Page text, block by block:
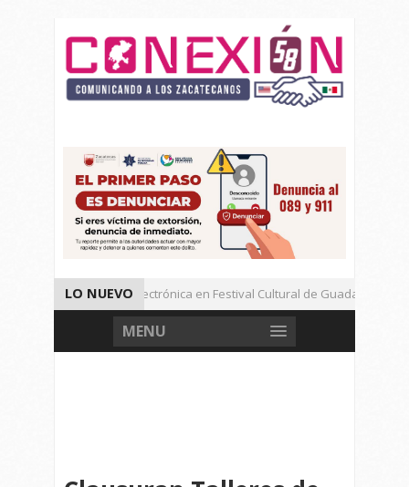
LO NUEVO
Festival de Música Electrónica en Festival Cultural de Guadalupe.
de Centros de México Imparable.
Docente de la UAZ
MENU